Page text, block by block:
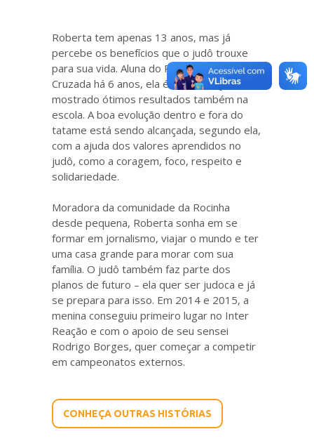
Roberta tem apenas 13 anos, mas já
percebe os benefícios que o judô trouxe
para sua vida. Aluna do Polo Pequena
Cruzada há 6 anos, ela é faixa laranja e tem
mostrado ótimos resultados também na
escola. A boa evolução dentro e fora do
tatame está sendo alcançada, segundo ela,
com a ajuda dos valores aprendidos no
judô, como a coragem, foco, respeito e
solidariedade.
Moradora da comunidade da Rocinha
desde pequena, Roberta sonha em se
formar em jornalismo, viajar o mundo e ter
uma casa grande para morar com sua
família. O judô também faz parte dos
planos de futuro – ela quer ser judoca e já
se prepara para isso. Em 2014 e 2015, a
menina conseguiu primeiro lugar no Inter
Reação e com o apoio de seu sensei
Rodrigo Borges, quer começar a competir
em campeonatos externos.
CONHEÇA OUTRAS HISTÓRIAS